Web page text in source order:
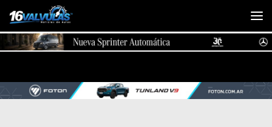
Saltar al contenido